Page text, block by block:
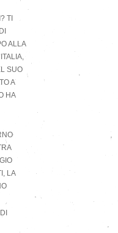
TI
ALLA
SUO
A
HA
LA